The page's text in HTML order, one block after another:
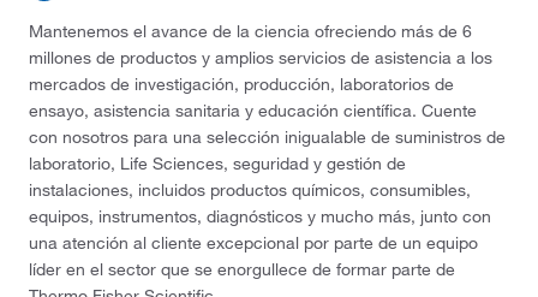
Mantenemos el avance de la ciencia ofreciendo más de 6
millones de productos y amplios servicios de asistencia a los
mercados de investigación, producción, laboratorios de
ensayo, asistencia sanitaria y educación científica. Cuente
con nosotros para una selección inigualable de suministros de
laboratorio, Life Sciences, seguridad y gestión de
instalaciones, incluidos productos químicos, consumibles,
equipos, instrumentos, diagnósticos y mucho más, junto con
una atención al cliente excepcional por parte de un equipo
líder en el sector que se enorgullece de formar parte de